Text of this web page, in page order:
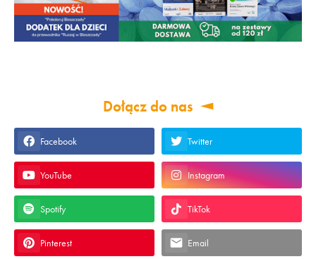
Dołącz do nas
Facebook Twitter
YouTube Instagram
Spotify TikTok
Pinterest Email